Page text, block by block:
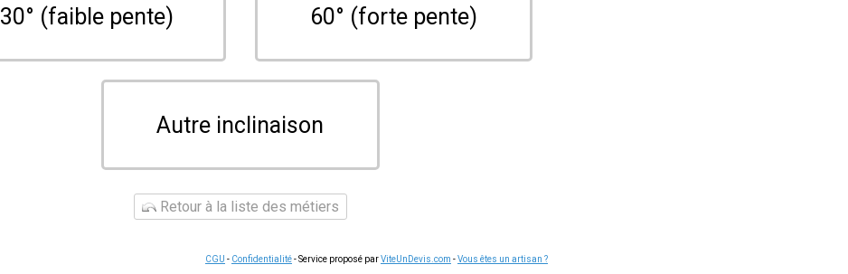
30° (faible pente) 60° (forte pente)
Autre inclinaison
Retour à la liste des métiers
CGU - Confidentialité- Service proposé parViteUnDevis.com -Vous êtes un artisan ?